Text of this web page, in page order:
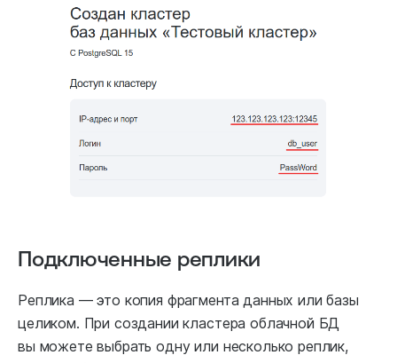
Подключенные реплики
Реплика — это копия фрагмента данных или базы
целиком. При создании кластера облачной БД
вы можете выбрать одну или несколько реплик,